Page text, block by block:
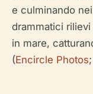
e culminando
drammatici
in mare,
(Encircle Photos;